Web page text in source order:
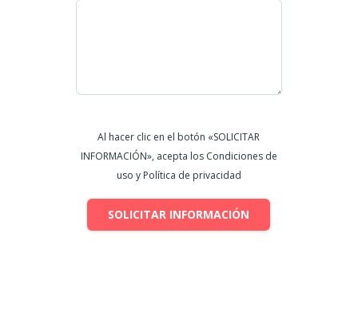
Al hacer clic en el botón «SOLICITAR
INFORMACIÓN», acepta los Condiciones de
uso y Política de privacidad
SOLICITAR INFORMACIÓN